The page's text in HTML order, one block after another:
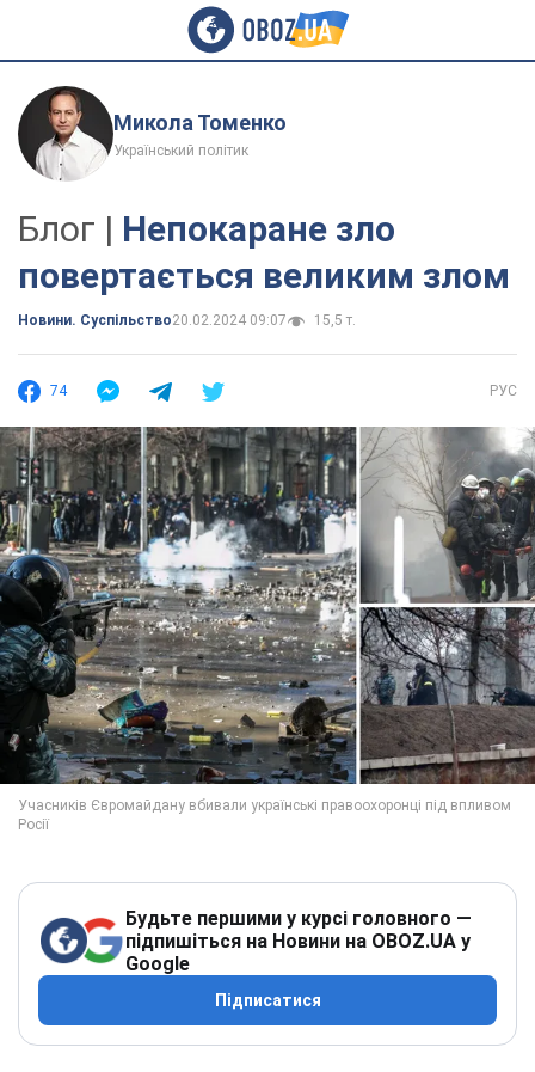
Микола Томенко
Український політик
Блог | Непокаране зло
повертається великим злом
Новини. Суспільство20.02.2024 09:07 15,5 т.
74 РУС
Будьте першими у курсі головного —
підпишіться на Новини на OBOZ.UA у
Google
Підписатися